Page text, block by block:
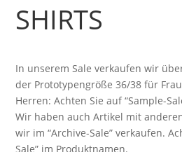
SHIRTS
In unserem Sale verkaufen wir
der Prototypengröße 36/38 für
Herren: Achten Sie auf “Sample-
Wir haben auch Artikel mit
wir im “Archive-Sale” verkaufen.
Sale” im Produktnamen.